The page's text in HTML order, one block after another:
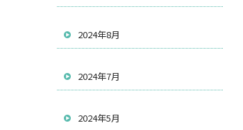
2024年8月
2024年7月
2024年5月